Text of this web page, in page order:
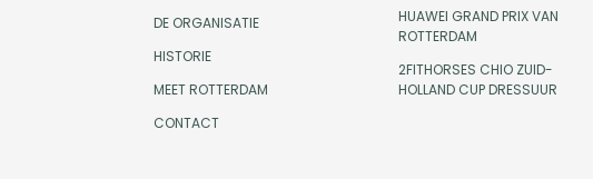
DE ORGANISATIE
HISTORIE
MEET ROTTERDAM
CONTACT
HUAWEI GRAND PRIX VAN
ROTTERDAM
2FITHORSES CHIO ZUID-
HOLLAND CUP DRESSUUR